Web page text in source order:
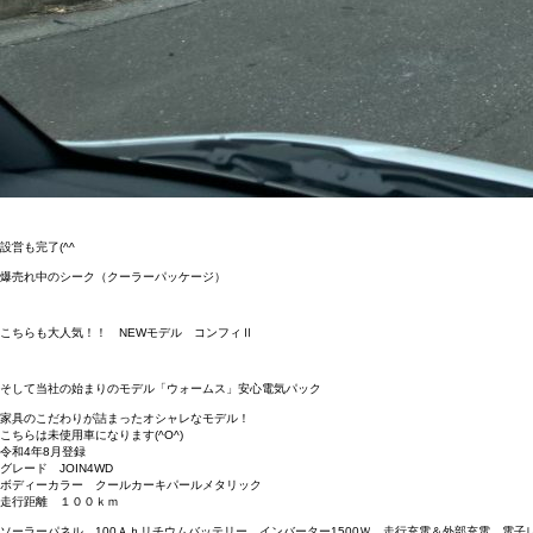
設営も完了(^^ゞ
爆売れ中のシーク（クーラーパッケージ）
こちらも大人気！！ NEWモデル コンフィⅡ
そして当社の始まりのモデル「ウォームス」安心電気パック
家具のこだわりが詰まったオシャレなモデル！
こちらは未使用車になります(^O^)
令和4年8月登録
グレード JOIN4WD
ボディーカラー クールカーキパールメタリック
走行距離 １００ｋｍ